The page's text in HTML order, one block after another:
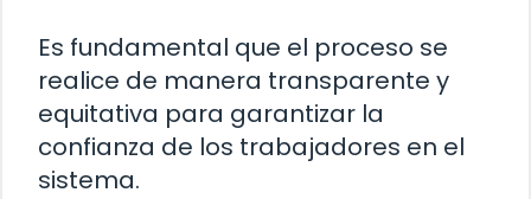
Es fundamental que el proceso se
realice de manera transparente y
equitativa para garantizar la
confianza de los trabajadores en el
sistema.